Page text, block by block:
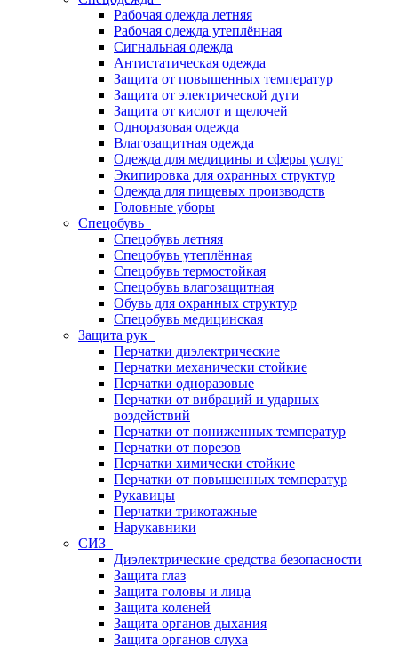
Рабочая одежда летняя
Рабочая одежда утеплённая
Сигнальная одежда
Антистатическая одежда
Защита от повышенных температур
Защита от электрической дуги
Защита от кислот и щелочей
Одноразовая одежда
Влагозащитная одежда
Одежда для медицины и сферы услуг
Экипировка для охранных структур
Одежда для пищевых производств
Головные уборы
Спецобувь
Спецобувь летняя
Спецобувь утеплённая
Спецобувь термостойкая
Спецобувь влагозащитная
Обувь для охранных структур
Спецобувь медицинская
Защита рук
Перчатки диэлектрические
Перчатки механически стойкие
Перчатки одноразовые
Перчатки от вибраций и ударных
воздействий
Перчатки от пониженных температур
Перчатки от порезов
Перчатки химически стойкие
Перчатки от повышенных температур
Рукавицы
Перчатки трикотажные
Нарукавники
СИЗ
Диэлектрические средства безопасности
Защита глаз
Защита головы и лица
Защита коленей
Защита органов дыхания
Защита органов слуха